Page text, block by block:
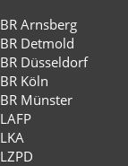
BR Arnsberg
BR Detmold
BR Düsseldorf
BR Köln
BR Münster
LAFP
LKA
LZPD